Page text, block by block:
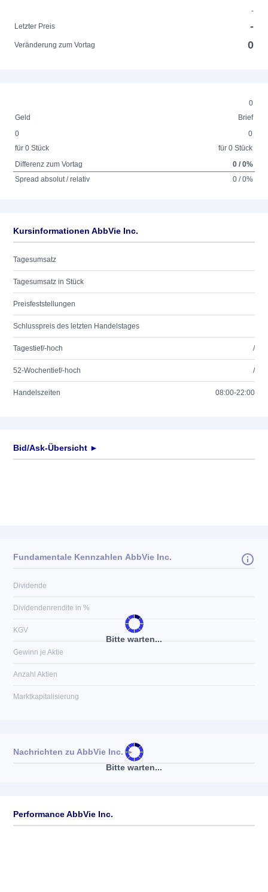
-
Letzter Preis
-
Veränderung zum Vortag 0
0
Geld
Brief
0
für 0 Stück
0
für 0 Stück
Differenz zum Vortag
0 / 0%
Spread absolut / relativ
0 / 0%
Kursinformationen AbbVie Inc.
Tagesumsatz
Tagesumsatz in Stück
Preisfeststellungen
Schlusspreis des letzten Handelstages
Tagestief/-hoch /
52-Wochentief/-hoch /
Handelszeiten 08:00-22:00
Bid/Ask-Übersicht ►
Bitte warten...
Fundamentale Kennzahlen AbbVie Inc.
Dividende
Dividendenrendite in %
KGV
Gewinn je Aktie
Anzahl Aktien
Marktkapitalisierung
Bitte warten...
Nachrichten zu AbbVie Inc. ►
Performance AbbVie Inc.